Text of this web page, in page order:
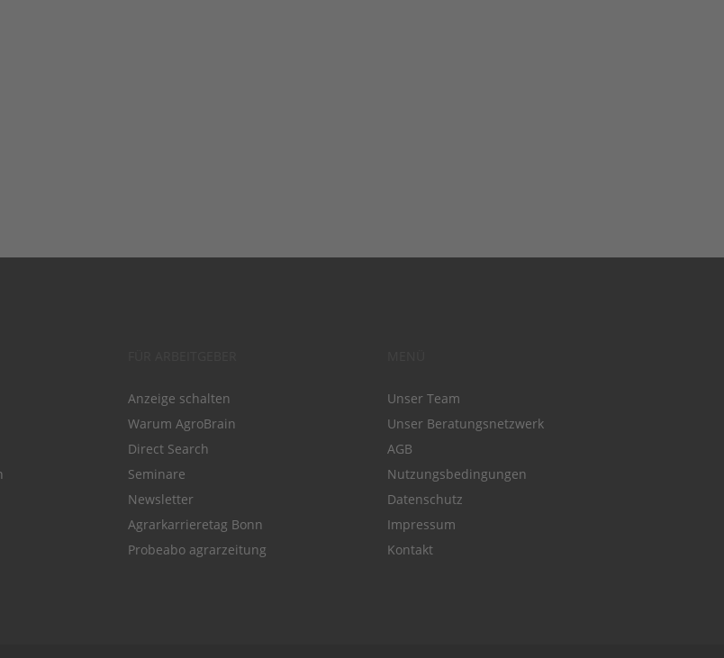
Anzeige schalten
Warum AgroBrain
Direct Search
Seminare
Newsletter
Agrarkarrieretag Bonn
Probeabo agrarzeitung
Unser Team
Unser Beratungsnetzwerk
AGB
Nutzungsbedingungen
Datenschutz
Impressum
Kontakt